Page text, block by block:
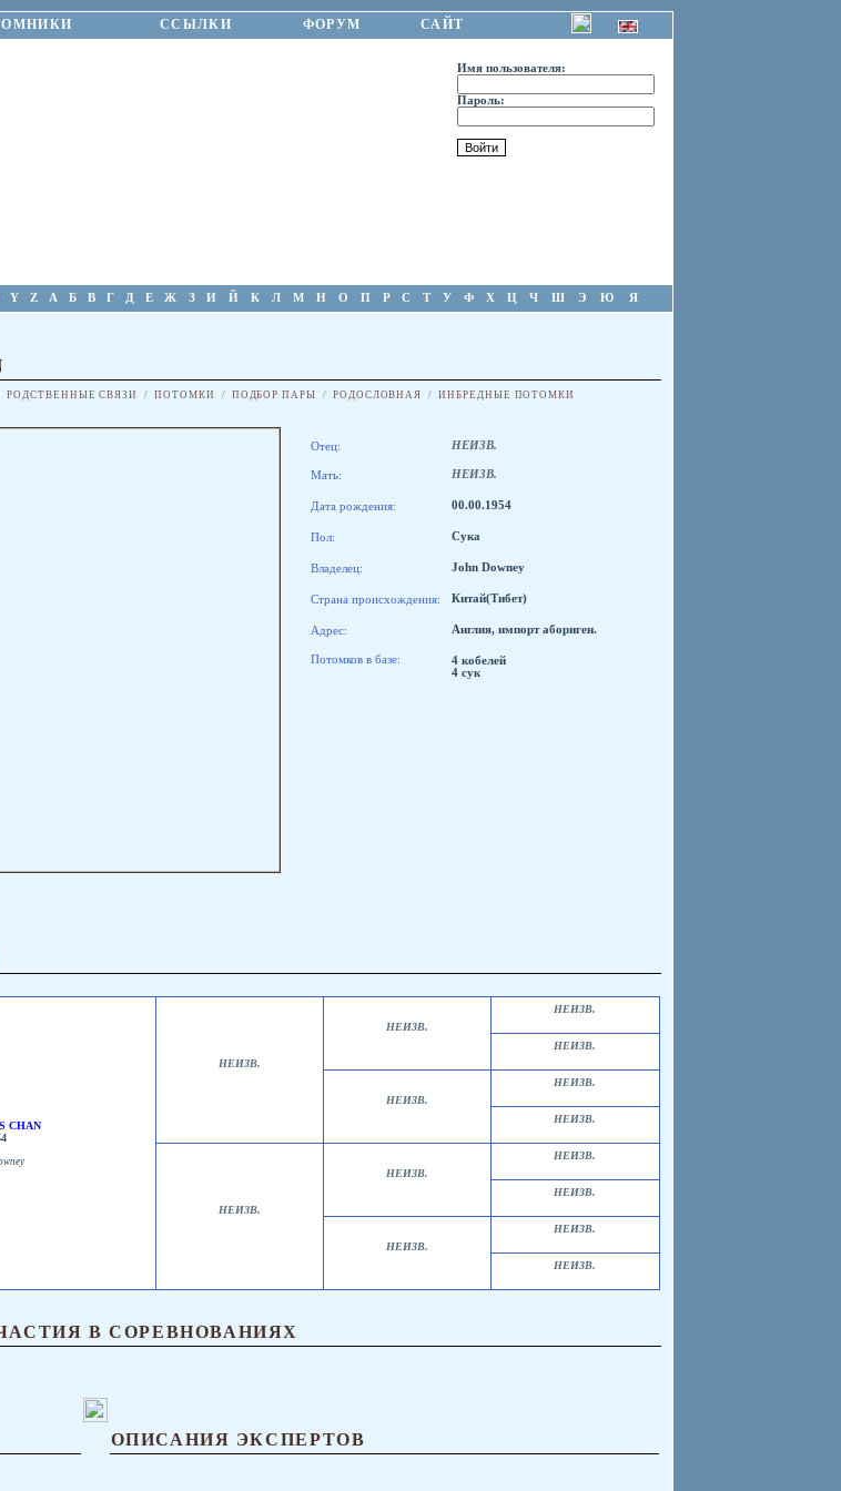
ССЫЛКИ ФОРУМ САЙТ
Имя пользователя:
Пароль:
Y Z А Б В Г Д Е Ж З И Й К Л М Н О П Р С Т У Ф Х Ц Ч Ш Э Ю Я
РОДСТВЕННЫЕ СВЯЗИ / ПОТОМКИ / ПОДБОР ПАРЫ / РОДОСЛОВНАЯ / ИНБРЕДНЫЕ ПОТОМКИ
Отец: НЕИЗВ.
Мать: НЕИЗВ.
Дата рождения: 00.00.1954
Пол: Сука
Владелец: John Downey
Страна происхождения: Китай(Тибет)
Адрес: Англия, импорт абориген.
Потомков в базе:
4 кобелей
4 сук
CHAN
НЕИЗВ.
НЕИЗВ.
НЕИЗВ.
НЕИЗВ.
НЕИЗВ.
НЕИЗВ.
НЕИЗВ.
НЕИЗВ.
НЕИЗВ.
НЕИЗВ.
НЕИЗВ.
НЕИЗВ.
НЕИЗВ.
НЕИЗВ.
В СОРЕВНОВАНИЯХ
ОПИСАНИЯ ЭКСПЕРТОВ